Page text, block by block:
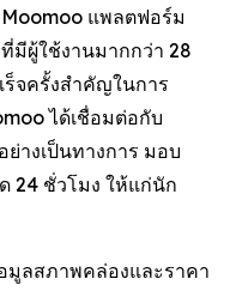
แพลตฟอร์ม
มีผู้ใช้งานมากกว่า 28
จครั้งสำคัญในการ
ได้เชื่อมต่อกับ
ย่างเป็นทางการ มอบ
24 ชั่วโมง ให้แก่นัก
ลสภาพคล่องและราคา